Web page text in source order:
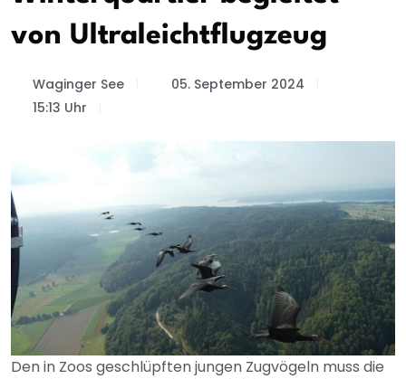
von Ultraleichtflugzeug
Waginger See
05. September 2024
15:13 Uhr
Den in Zoos geschlüpften jungen Zugvögeln muss die